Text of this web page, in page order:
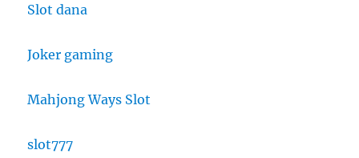
Slot dana
Joker gaming
Mahjong Ways Slot
slot777